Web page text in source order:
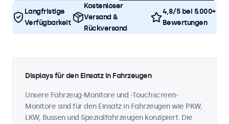
Langfristige
Verfügbarkeit
Kostenloser
Versand &
Rückversand
4,8/5 bei 5.000+
Bewertungen
Displays für den Einsatz in Fahrzeugen
Unsere Fahrzeug-Monitore und -Touchscreen-
Monitore sind für den Einsatz in Fahrzeugen wie PKW,
LKW, Bussen und Spezialfahrzeugen konzipiert. Die